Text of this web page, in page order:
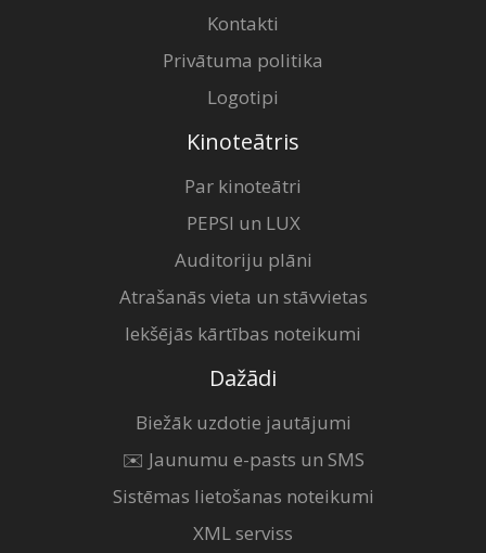
Kontakti
Privātuma politika
Logotipi
Kinoteātris
Par kinoteātri
PEPSI un LUX
Auditoriju plāni
Atrašanās vieta un stāvvietas
Iekšējās kārtības noteikumi
Dažādi
Biežāk uzdotie jautājumi
✉️ Jaunumu e-pasts un SMS
Sistēmas lietošanas noteikumi
XML serviss